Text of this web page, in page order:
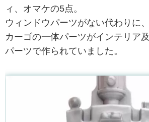
ィ、オマケの5点。
ウィンドウパーツがない代わりに
カーゴの一体パーツがインテリア
パーツで作られていました。